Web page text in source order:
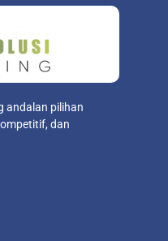
andalan pilihan
dan